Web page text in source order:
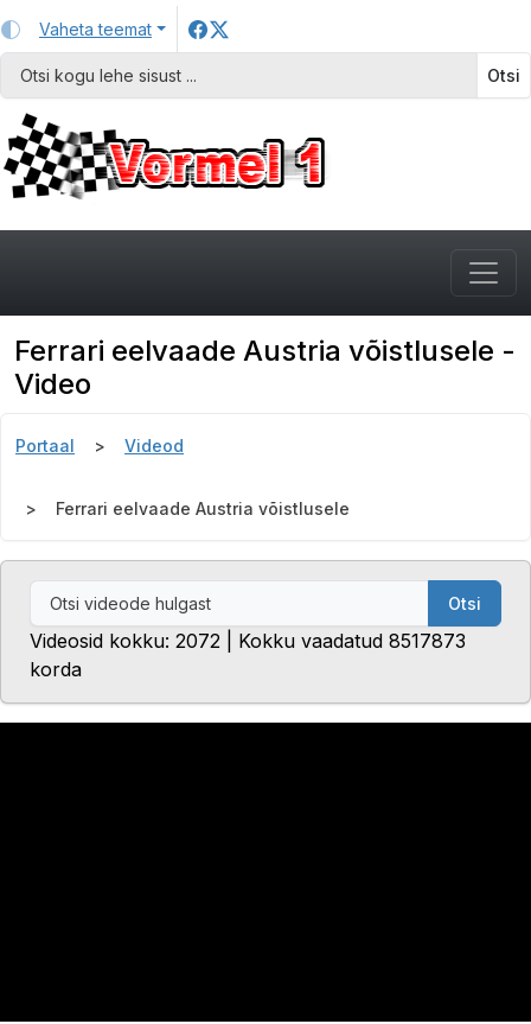
Vaheta teemat
Otsi
Ferrari eelvaade Austria võistlusele -
Video
Portaal Videod
Ferrari eelvaade Austria võistlusele
Otsi
Videosid kokku: 2072 | Kokku vaadatud 8517873
korda